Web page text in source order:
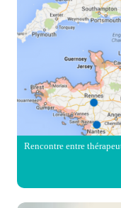
Rencontre entre